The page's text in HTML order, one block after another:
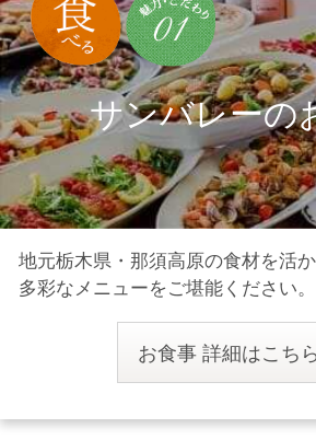
サンバレーの
地元栃木県・那須高原の食材を活か
多彩なメニューをご堪能ください。
お食事 詳細はこちら